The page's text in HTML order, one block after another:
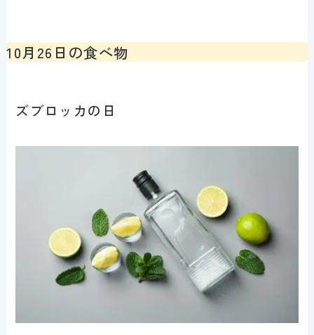
10月26日の食べ物
ズブロッカの日